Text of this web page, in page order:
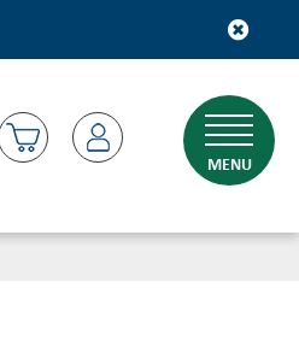
MENU